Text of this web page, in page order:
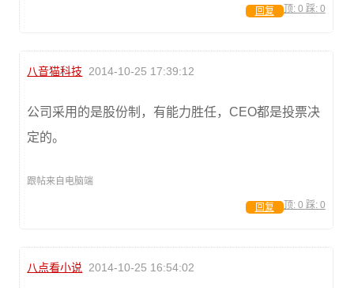
顶: 0 踩: 0
回复
八音猫科技 2014-10-25 17:39:12
公司采用的是股份制，有能力胜任，CEO都是投票决
定的。
跟帖来自电脑端
顶: 0 踩: 0
回复
八点看小说 2014-10-25 16:54:02